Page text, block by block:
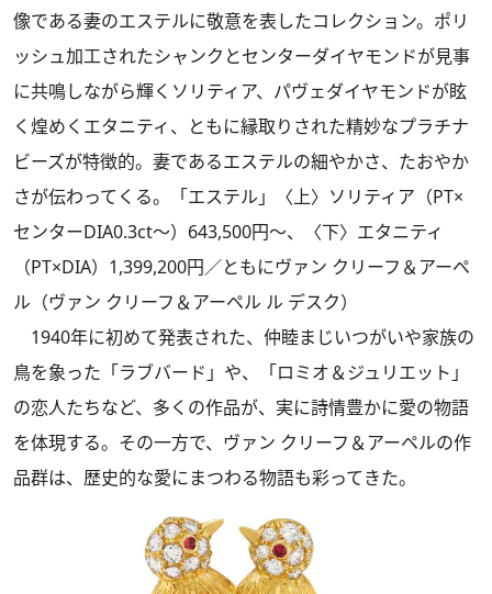
像である妻のエステルに敬意を表したコレクション。ポリ
ッシュ加工されたシャンクとセンターダイヤモンドが見事
に共鳴しながら輝くソリティア、パヴェダイヤモンドが眩
く煌めくエタニティ、ともに縁取りされた精妙なプラチナ
ビーズが特徴的。妻であるエステルの細やかさ、たおやか
さが伝わってくる。「エステル」〈上〉ソリティア（PT×
センターDIA0.3ct～）643,500円～、〈下〉エタニティ
（PT×DIA）1,399,200円／ともにヴァン クリーフ＆アーペ
ル（ヴァン クリーフ＆アーペル ル デスク）
1940年に初めて発表された、仲睦まじいつがいや家族の
鳥を象った「ラブバード」や、「ロミオ＆ジュリエット」
の恋人たちなど、多くの作品が、実に詩情豊かに愛の物語
を体現する。その一方で、ヴァン クリーフ＆アーペルの作
品群は、歴史的な愛にまつわる物語も彩ってきた。